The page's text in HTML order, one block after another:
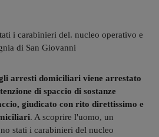
i carabinieri del. nucleo operativo e
di San Giovanni
arresti domiciliari viene arrestato
di spaccio di sostanze
giudicato con rito direttissimo e
. A scoprire l'uomo, un
stati i carabinieri del nucleo